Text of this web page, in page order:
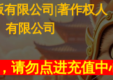
限公司|著作权人
有限公司
请勿点进充